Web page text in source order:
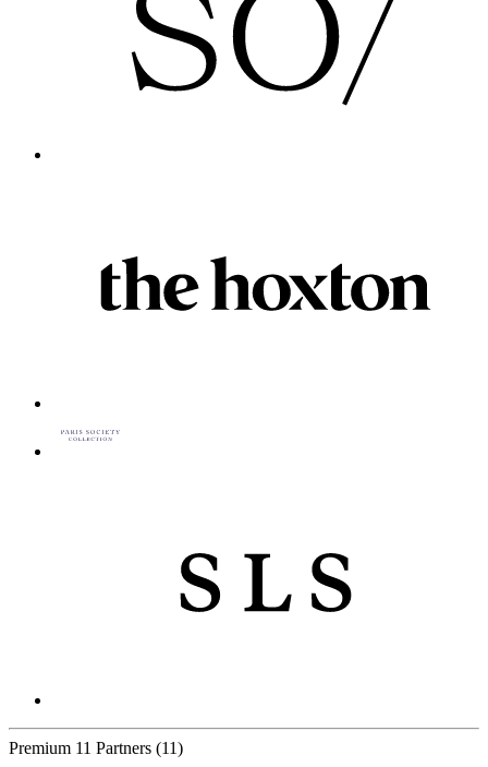
Premium 11 Partners (11)